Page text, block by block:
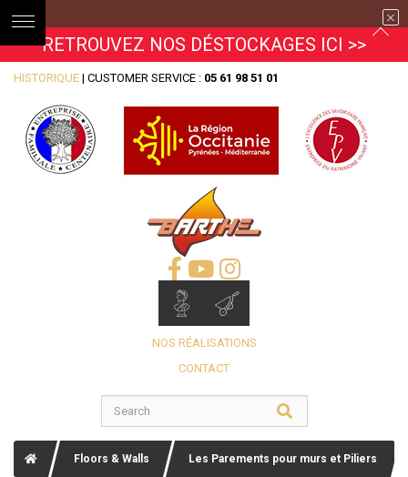
RETROUVEZ NOS DÉSTOCKAGES ICI >>
HISTORIQUE | CUSTOMER SERVICE : 05 61 98 51 01
NOS RÉALISATIONS
CONTACT
Floors & Walls Les Parements pour murs et Piliers